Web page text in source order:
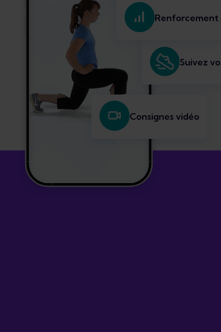
Renforcement
Suivez
Consignes vidéo